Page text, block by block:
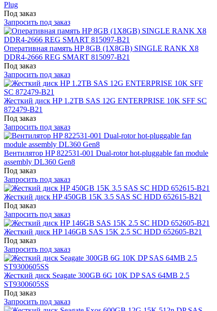
Plug
Под заказ
Запросить под заказ
Оперативная память HP 8GB (1X8GB) SINGLE RANK X8
DDR4-2666 REG SMART 815097-B21
Под заказ
Запросить под заказ
Жесткий диск HP 1.2TB SAS 12G ENTERPRISE 10K SFF SC
872479-B21
Под заказ
Запросить под заказ
Вентилятор HP 822531-001 Dual-rotor hot-pluggable fan module
assembly DL360 Gen8
Под заказ
Запросить под заказ
Жесткий диск HP 450GB 15K 3.5 SAS SC HDD 652615-B21
Под заказ
Запросить под заказ
Жесткий диск HP 146GB SAS 15K 2.5 SC HDD 652605-B21
Под заказ
Запросить под заказ
Жесткий диск Seagate 300GB 6G 10K DP SAS 64MB 2.5
ST9300605SS
Под заказ
Запросить под заказ